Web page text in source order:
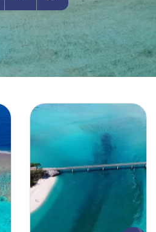
MessengerWhatsApp
Ouvea-© Valentin Coutaz